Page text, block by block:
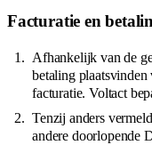
Facturatie en
Afhankelijk van de
betaling
facturatie. Voltact
Tenzij anders
andere doorlopende